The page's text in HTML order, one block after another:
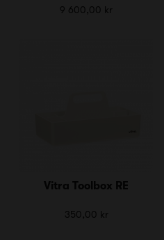
9 600,00 kr
Vitra Toolbox RE
350,00 kr